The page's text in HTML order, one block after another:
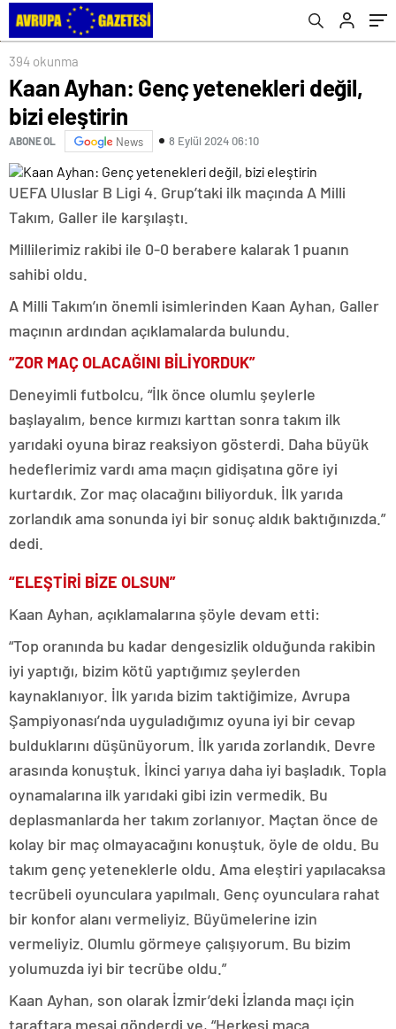
394 okunma
Kaan Ayhan: Genç yetenekleri değil,
bizi eleştirin
ABONE OL News 8 Eylül 2024 06:10
UEFA Uluslar B Ligi 4. Grup’taki ilk maçında A Milli
Takım, Galler ile karşılaştı.
Millilerimiz rakibi ile 0-0 berabere kalarak 1 puanın
sahibi oldu.
A Milli Takım’ın önemli isimlerinden Kaan Ayhan, Galler
maçının ardından açıklamalarda bulundu.
“ZOR MAÇ OLACAĞINI BİLİYORDUK”
Deneyimli futbolcu, “İlk önce olumlu şeylerle
başlayalım, bence kırmızı karttan sonra takım ilk
yarıdaki oyuna biraz reaksiyon gösterdi. Daha büyük
hedeflerimiz vardı ama maçın gidişatına göre iyi
kurtardık. Zor maç olacağını biliyorduk. İlk yarıda
zorlandık ama sonunda iyi bir sonuç aldık baktığınızda.”
dedi.
“ELEŞTİRİ BİZE OLSUN”
Kaan Ayhan, açıklamalarına şöyle devam etti:
“Top oranında bu kadar dengesizlik olduğunda rakibin
iyi yaptığı, bizim kötü yaptığımız şeylerden
kaynaklanıyor. İlk yarıda bizim taktiğimize, Avrupa
Şampiyonası’nda uyguladığımız oyuna iyi bir cevap
bulduklarını düşünüyorum. İlk yarıda zorlandık. Devre
arasında konuştuk. İkinci yarıya daha iyi başladık. Topla
oynamalarına ilk yarıdaki gibi izin vermedik. Bu
deplasmanlarda her takım zorlanıyor. Maçtan önce de
kolay bir maç olmayacağını konuştuk, öyle de oldu. Bu
takım genç yeteneklerle oldu. Ama eleştiri yapılacaksa
tecrübeli oyunculara yapılmalı. Genç oyunculara rahat
bir konfor alanı vermeliyiz. Büyümelerine izin
vermeliyiz. Olumlu görmeye çalışıyorum. Bu bizim
yolumuzda iyi bir tecrübe oldu.”
Kaan Ayhan, son olarak İzmir’deki İzlanda maçı için
taraftara mesaj gönderdi ve, “Herkesi maça